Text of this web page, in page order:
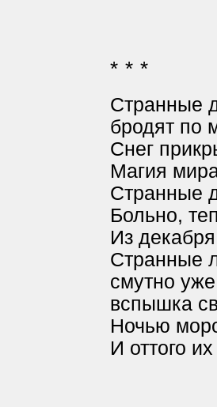
* * *
Странные
бродят по
Снег
Магия
Странные
Больно,
Из
Странные
смутно
вспышка
Ночью
И оттого